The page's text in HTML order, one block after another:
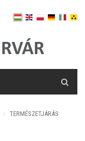
TERMÉSZETJÁRÁS